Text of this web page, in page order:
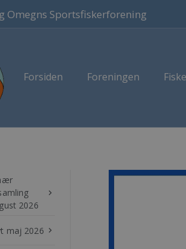
Omegns Sportsfiskerforening
Forsiden Foreningen
2026
keyboard_arrow_right
maj 2026 keyboard_arrow_right